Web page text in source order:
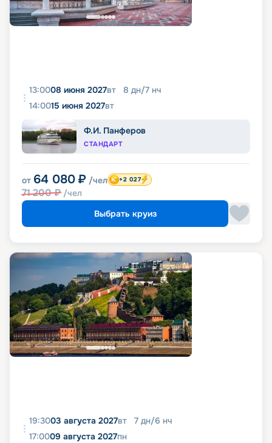
13:0008 июня 2027вт 8 дн/7 нч
14:0015 июня 2027вт
Ф.И. Панферов
СТАНДАРТ
от 64 080 ₽ /чел
71 200₽ /чел
+2 027
Выбрать круиз
19:3003 августа 2027вт 7 дн/6 нч
17:0009 августа 2027пн